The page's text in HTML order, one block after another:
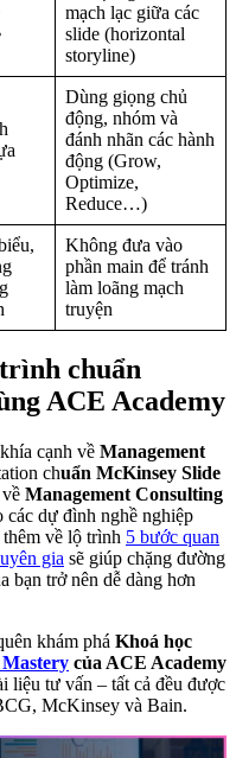
mạch lạc giữa các
slide (horizontal
storyline)
Dùng giọng chủ
động, nhóm và
đánh nhãn các hành
động (Grow,
Optimize,
Reduce…)
Không đưa vào
phần main để tránh
làm loãng mạch
truyện
chuẩn
ACE Academy
cạnh về Management
chuẩn McKinsey Slide
Management Consulting
các dự đình nghề nghiệp
về lộ trình 5 bước quan
gia sẽ giúp chặng đường
bạn trở nên dễ dàng hơn
khám phá Khoá học
của ACE Academy
liệu tư vấn – tất cả đều được
McKinsey và Bain.